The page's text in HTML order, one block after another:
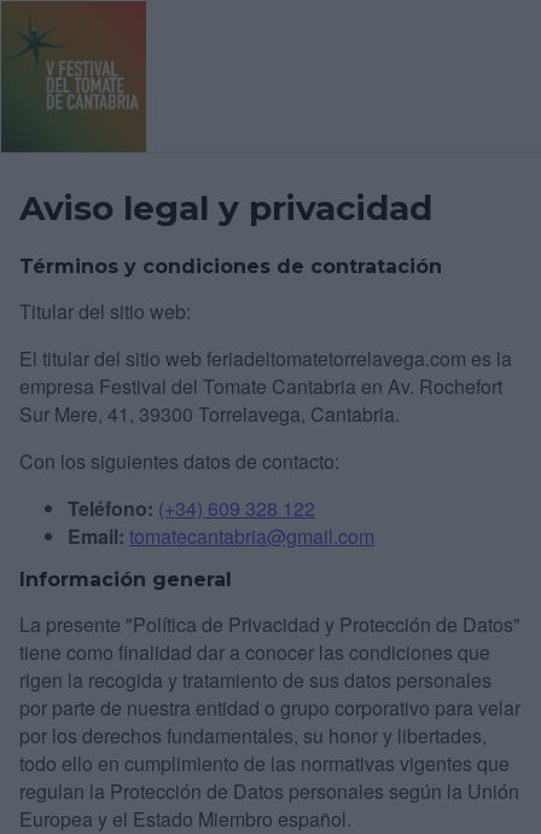
Aviso legal y privacidad
Términos y condiciones de contratación
Titular del sitio web:
El titular del sitio web feriadeltomatetorrelavega.com es la
empresa Festival del Tomate Cantabria en Av. Rochefort
Sur Mere, 41, 39300 Torrelavega, Cantabria.
Con los siguientes datos de contacto:
Teléfono: (+34) 609 328 122
Email: tomatecantabria@gmail.com
Información general
La presente "Política de Privacidad y Protección de Datos"
tiene como finalidad dar a conocer las condiciones que
rigen la recogida y tratamiento de sus datos personales
por parte de nuestra entidad o grupo corporativo para velar
por los derechos fundamentales, su honor y libertades,
todo ello en cumplimiento de las normativas vigentes que
regulan la Protección de Datos personales según la Unión
Europea y el Estado Miembro español.